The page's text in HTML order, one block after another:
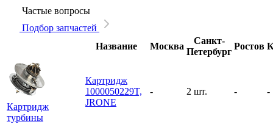
Частые вопросы
Подбор запчастей
Название
Москва
Санкт-
Петербург
Ростов
Картридж
турбины
Картридж
1000050229T,
JRONE
- 2 шт. - -